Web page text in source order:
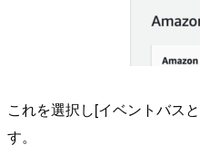
これを選択し[イベントバス
す。